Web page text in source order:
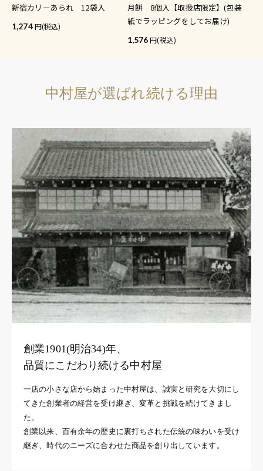
新宿カリーあられ 12袋入
1,274 (税込)
月餅 8個入【取扱店限定】(包装
紙でラッピングをしてお届け)
1,576 (税込)
中村屋が選ばれ続ける理由
創業1901(明治34)年、
品質にこだわり続ける中村屋
一店の小さな店から始まった中村屋は、誠実と研究を大切にし
てきた創業者の経営を受け継ぎ、変革と挑戦を続けてきまし
た。
創業以来、百有余年の歴史に裏打ちされた伝統の味わいを受け
継ぎ、時代のニーズに合わせた商品を創り出しています。